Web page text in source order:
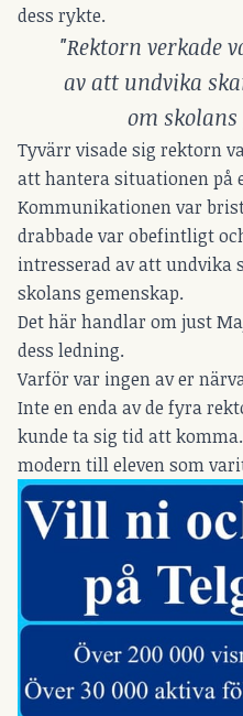
dess rykte.
"Rektorn verkade
av att undvika
om
Tyvärr visade sig rektorn
att hantera situationen på
Kommunikationen var
drabbade var obefintligt
intresserad av att undvika
skolans gemenskap.
Det här handlar om just
dess ledning.
Varför var ingen av er
Inte en enda av de fyra
kunde ta sig tid att
modern till eleven som